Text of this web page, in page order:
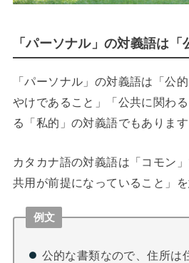
「パーソナル」の対義語は「
「パーソナル」の対義語は「公
やけであること」「公共に関わ
る「私的」の対義語でもあります
カタカナ語の対義語は「コモン
共用が前提になっていること」を
例文
公的な書類なので、住所は